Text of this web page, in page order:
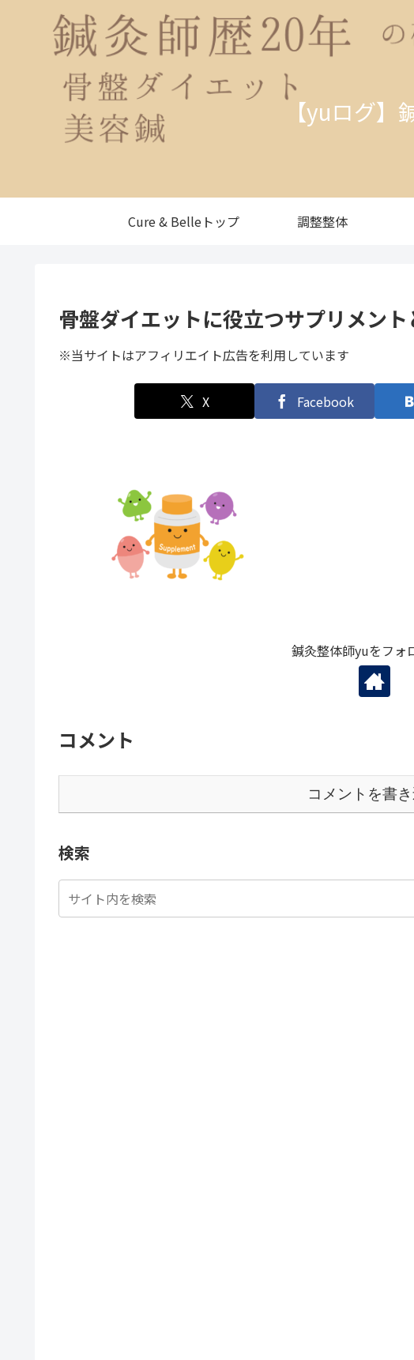
【yuログ】
Cure & Belleトップ 調整整体
骨盤ダイエットに役立つサプリメント
※当サイトはアフィリエイト広告を利用しています
X Facebook
鍼灸整体師yuをフォ
コメント
コメントを書
検索